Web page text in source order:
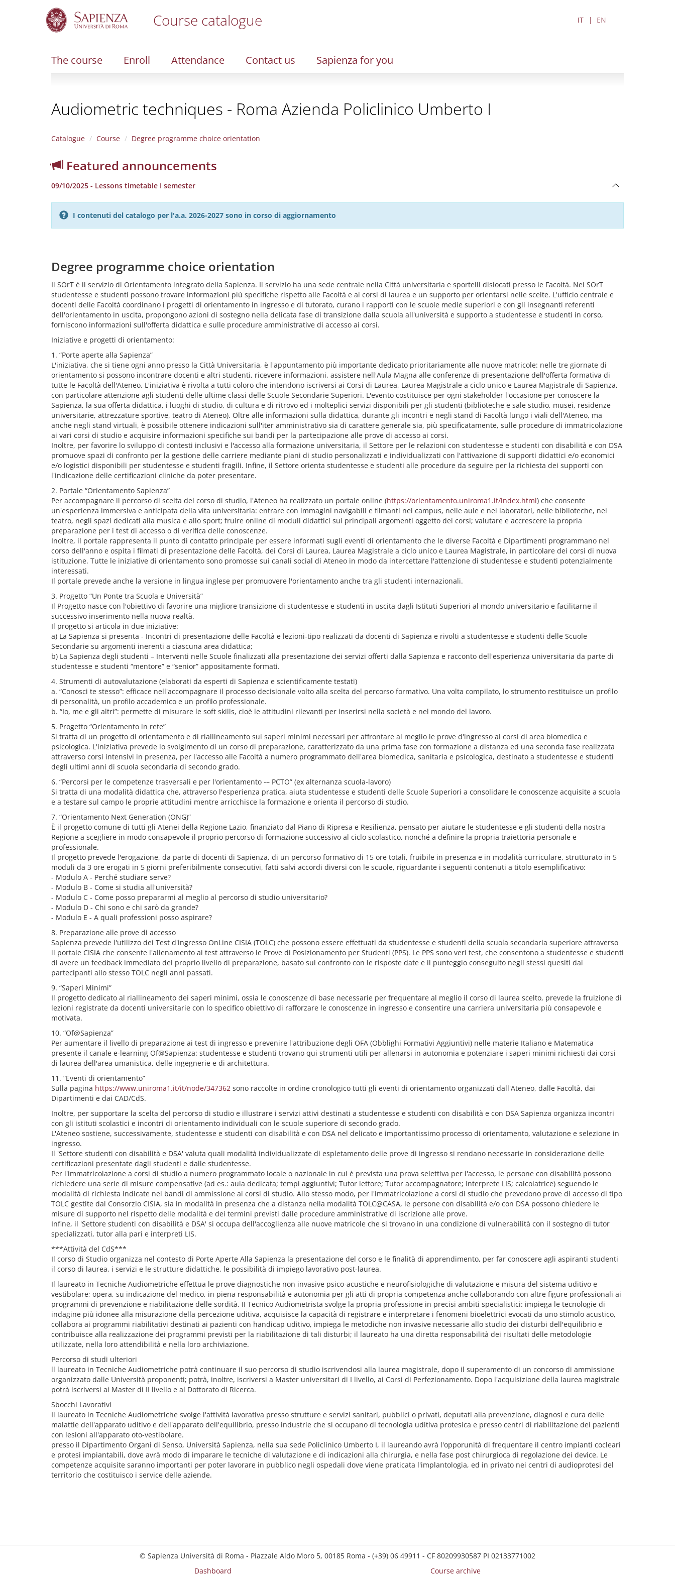
Course catalogue IT EN
The course Enroll Attendance Contact us Sapienza for you
Audiometric techniques - Roma Azienda Policlinico Umberto I
Catalogue Course Degree programme choice orientation
Featured announcements
09/10/2025 - Lessons timetable I semester
I contenuti del catalogo per l'a.a. 2026-2027 sono in corso di aggiornamento
Degree programme choice orientation
Il SOrT è il servizio di Orientamento integrato della Sapienza. Il servizio ha una sede centrale nella Città universitaria e sportelli dislocati presso le Facoltà. Nei SOrT
studentesse e studenti possono trovare informazioni più specifiche rispetto alle Facoltà e ai corsi di laurea e un supporto per orientarsi nelle scelte. L'ufficio centrale e
docenti delle Facoltà coordinano i progetti di orientamento in ingresso e di tutorato, curano i rapporti con le scuole medie superiori e con gli insegnanti referenti
dell'orientamento in uscita, propongono azioni di sostegno nella delicata fase di transizione dalla scuola all'università e supporto a studentesse e studenti in corso,
forniscono informazioni sull'offerta didattica e sulle procedure amministrative di accesso ai corsi.
Iniziative e progetti di orientamento:
1. “Porte aperte alla Sapienza”
L'iniziativa, che si tiene ogni anno presso la Città Universitaria, è l'appuntamento più importante dedicato prioritariamente alle nuove matricole: nelle tre giornate di
orientamento si possono incontrare docenti e altri studenti, ricevere informazioni, assistere nell'Aula Magna alle conferenze di presentazione dell'offerta formativa di
tutte le Facoltà dell'Ateneo. L'iniziativa è rivolta a tutti coloro che intendono iscriversi ai Corsi di Laurea, Laurea Magistrale a ciclo unico e Laurea Magistrale di Sapienza,
con particolare attenzione agli studenti delle ultime classi delle Scuole Secondarie Superiori. L'evento costituisce per ogni stakeholder l'occasione per conoscere la
Sapienza, la sua offerta didattica, i luoghi di studio, di cultura e di ritrovo ed i molteplici servizi disponibili per gli studenti (biblioteche e sale studio, musei, residenze
universitarie, attrezzature sportive, teatro di Ateneo). Oltre alle informazioni sulla didattica, durante gli incontri e negli stand di Facoltà lungo i viali dell'Ateneo, ma
anche negli stand virtuali, è possibile ottenere indicazioni sull'iter amministrativo sia di carattere generale sia, più specificatamente, sulle procedure di immatricolazione
ai vari corsi di studio e acquisire informazioni specifiche sui bandi per la partecipazione alle prove di accesso ai corsi.
Inoltre, per favorire lo sviluppo di contesti inclusivi e l'accesso alla formazione universitaria, il Settore per le relazioni con studentesse e studenti con disabilità e con DSA
promuove spazi di confronto per la gestione delle carriere mediante piani di studio personalizzati e individualizzati con l'attivazione di supporti didattici e/o economici
e/o logistici disponibili per studentesse e studenti fragili. Infine, il Settore orienta studentesse e studenti alle procedure da seguire per la richiesta dei supporti con
l'indicazione delle certificazioni cliniche da poter presentare.
2. Portale “Orientamento Sapienza”
Per accompagnare il percorso di scelta del corso di studio, l'Ateneo ha realizzato un portale online (https://orientamento.uniroma1.it/index.html) che consente
un'esperienza immersiva e anticipata della vita universitaria: entrare con immagini navigabili e filmanti nel campus, nelle aule e nei laboratori, nelle biblioteche, nel
teatro, negli spazi dedicati alla musica e allo sport; fruire online di moduli didattici sui principali argomenti oggetto dei corsi; valutare e accrescere la propria
preparazione per i test di accesso o di verifica delle conoscenze.
Inoltre, il portale rappresenta il punto di contatto principale per essere informati sugli eventi di orientamento che le diverse Facoltà e Dipartimenti programmano nel
corso dell'anno e ospita i filmati di presentazione delle Facoltà, dei Corsi di Laurea, Laurea Magistrale a ciclo unico e Laurea Magistrale, in particolare dei corsi di nuova
istituzione. Tutte le iniziative di orientamento sono promosse sui canali social di Ateneo in modo da intercettare l'attenzione di studentesse e studenti potenzialmente
interessati.
Il portale prevede anche la versione in lingua inglese per promuovere l'orientamento anche tra gli studenti internazionali.
3. Progetto “Un Ponte tra Scuola e Università”
Il Progetto nasce con l'obiettivo di favorire una migliore transizione di studentesse e studenti in uscita dagli Istituti Superiori al mondo universitario e facilitarne il
successivo inserimento nella nuova realtà.
Il progetto si articola in due iniziative:
a) La Sapienza si presenta - Incontri di presentazione delle Facoltà e lezioni-tipo realizzati da docenti di Sapienza e rivolti a studentesse e studenti delle Scuole
Secondarie su argomenti inerenti a ciascuna area didattica;
b) La Sapienza degli studenti – Interventi nelle Scuole finalizzati alla presentazione dei servizi offerti dalla Sapienza e racconto dell'esperienza universitaria da parte di
studentesse e studenti “mentore” e “senior” appositamente formati.
4. Strumenti di autovalutazione (elaborati da esperti di Sapienza e scientificamente testati)
a. “Conosci te stesso”: efficace nell'accompagnare il processo decisionale volto alla scelta del percorso formativo. Una volta compilato, lo strumento restituisce un profilo
di personalità, un profilo accademico e un profilo professionale.
b. “Io, me e gli altri”: permette di misurare le soft skills, cioè le attitudini rilevanti per inserirsi nella società e nel mondo del lavoro.
5. Progetto “Orientamento in rete”
Si tratta di un progetto di orientamento e di riallineamento sui saperi minimi necessari per affrontare al meglio le prove d'ingresso ai corsi di area biomedica e
psicologica. L'iniziativa prevede lo svolgimento di un corso di preparazione, caratterizzato da una prima fase con formazione a distanza ed una seconda fase realizzata
attraverso corsi intensivi in presenza, per l'accesso alle Facoltà a numero programmato dell'area biomedica, sanitaria e psicologica, destinato a studentesse e studenti
degli ultimi anni di scuola secondaria di secondo grado.
6. “Percorsi per le competenze trasversali e per l'orientamento -– PCTO” (ex alternanza scuola-lavoro)
Si tratta di una modalità didattica che, attraverso l'esperienza pratica, aiuta studentesse e studenti delle Scuole Superiori a consolidare le conoscenze acquisite a scuola
e a testare sul campo le proprie attitudini mentre arricchisce la formazione e orienta il percorso di studio.
7. “Orientamento Next Generation (ONG)”
È il progetto comune di tutti gli Atenei della Regione Lazio, finanziato dal Piano di Ripresa e Resilienza, pensato per aiutare le studentesse e gli studenti della nostra
Regione a scegliere in modo consapevole il proprio percorso di formazione successivo al ciclo scolastico, nonché a definire la propria traiettoria personale e
professionale.
Il progetto prevede l'erogazione, da parte di docenti di Sapienza, di un percorso formativo di 15 ore totali, fruibile in presenza e in modalità curriculare, strutturato in 5
moduli da 3 ore erogati in 5 giorni preferibilmente consecutivi, fatti salvi accordi diversi con le scuole, riguardante i seguenti contenuti a titolo esemplificativo:
- Modulo A - Perché studiare serve?
- Modulo B - Come si studia all'università?
- Modulo C - Come posso prepararmi al meglio al percorso di studio universitario?
- Modulo D - Chi sono e chi sarò da grande?
- Modulo E - A quali professioni posso aspirare?
8. Preparazione alle prove di accesso
Sapienza prevede l'utilizzo dei Test d'ingresso OnLine CISIA (TOLC) che possono essere effettuati da studentesse e studenti della scuola secondaria superiore attraverso
il portale CISIA che consente l'allenamento ai test attraverso le Prove di Posizionamento per Studenti (PPS). Le PPS sono veri test, che consentono a studentesse e studenti
di avere un feedback immediato del proprio livello di preparazione, basato sul confronto con le risposte date e il punteggio conseguito negli stessi quesiti dai
partecipanti allo stesso TOLC negli anni passati.
9. “Saperi Minimi”
Il progetto dedicato al riallineamento dei saperi minimi, ossia le conoscenze di base necessarie per frequentare al meglio il corso di laurea scelto, prevede la fruizione di
lezioni registrate da docenti universitarie con lo specifico obiettivo di rafforzare le conoscenze in ingresso e consentire una carriera universitaria più consapevole e
motivata.
10. “Of@Sapienza”
Per aumentare il livello di preparazione ai test di ingresso e prevenire l'attribuzione degli OFA (Obblighi Formativi Aggiuntivi) nelle materie Italiano e Matematica
presente il canale e-learning Of@Sapienza: studentesse e studenti trovano qui strumenti utili per allenarsi in autonomia e potenziare i saperi minimi richiesti dai corsi
di laurea dell'area umanistica, delle ingegnerie e di architettura.
11. “Eventi di orientamento”
Sulla pagina https://www.uniroma1.it/it/node/347362 sono raccolte in ordine cronologico tutti gli eventi di orientamento organizzati dall'Ateneo, dalle Facoltà, dai
Dipartimenti e dai CAD/CdS.
Inoltre, per supportare la scelta del percorso di studio e illustrare i servizi attivi destinati a studentesse e studenti con disabilità e con DSA Sapienza organizza incontri
con gli istituti scolastici e incontri di orientamento individuali con le scuole superiore di secondo grado.
L'Ateneo sostiene, successivamente, studentesse e studenti con disabilità e con DSA nel delicato e importantissimo processo di orientamento, valutazione e selezione in
ingresso.
Il 'Settore studenti con disabilità e DSA' valuta quali modalità individualizzate di espletamento delle prove di ingresso si rendano necessarie in considerazione delle
certificazioni presentate dagli studenti e dalle studentesse.
Per l'immatricolazione a corsi di studio a numero programmato locale o nazionale in cui è prevista una prova selettiva per l'accesso, le persone con disabilità possono
richiedere una serie di misure compensative (ad es.: aula dedicata; tempi aggiuntivi; Tutor lettore; Tutor accompagnatore; Interprete LIS; calcolatrice) seguendo le
modalità di richiesta indicate nei bandi di ammissione ai corsi di studio. Allo stesso modo, per l'immatricolazione a corsi di studio che prevedono prove di accesso di tipo
TOLC gestite dal Consorzio CISIA, sia in modalità in presenza che a distanza nella modalità TOLC@CASA, le persone con disabilità e/o con DSA possono chiedere le
misure di supporto nel rispetto delle modalità e dei termini previsti dalle procedure amministrative di iscrizione alle prove.
Infine, il 'Settore studenti con disabilità e DSA' si occupa dell'accoglienza alle nuove matricole che si trovano in una condizione di vulnerabilità con il sostegno di tutor
specializzati, tutor alla pari e interpreti LIS.
***Attività del CdS***
Il corso di Studio organizza nel contesto di Porte Aperte Alla Sapienza la presentazione del corso e le finalità di apprendimento, per far conoscere agli aspiranti studenti
il corso di laurea, i servizi e le strutture didattiche, le possibilità di impiego lavorativo post-laurea.
Il laureato in Tecniche Audiometriche effettua le prove diagnostiche non invasive psico-acustiche e neurofisiologiche di valutazione e misura del sistema uditivo e
vestibolare; opera, su indicazione del medico, in piena responsabilità e autonomia per gli atti di propria competenza anche collaborando con altre figure professionali ai
programmi di prevenzione e riabilitazione delle sordità. II Tecnico Audiometrista svolge la propria professione in precisi ambiti specialistici: impiega le tecnologie di
indagine più idonee alla misurazione della percezione uditiva, acquisisce la capacità di registrare e interpretare i fenomeni bioelettrici evocati da uno stimolo acustico,
collabora ai programmi riabilitativi destinati ai pazienti con handicap uditivo, impiega le metodiche non invasive necessarie allo studio dei disturbi dell'equilibrio e
contribuisce alla realizzazione dei programmi previsti per la riabilitazione di tali disturbi; il laureato ha una diretta responsabilità dei risultati delle metodologie
utilizzate, nella loro attendibilità e nella loro archiviazione.
Percorso di studi ulteriori
ll laureato in Tecniche Audiometriche potrà continuare il suo percorso di studio iscrivendosi alla laurea magistrale, dopo il superamento di un concorso di ammissione
organizzato dalle Università proponenti; potrà, inoltre, iscriversi a Master universitari di I livello, ai Corsi di Perfezionamento. Dopo l'acquisizione della laurea magistrale
potrà iscriversi ai Master di II livello e al Dottorato di Ricerca.
Sbocchi Lavorativi
Il laureato in Tecniche Audiometriche svolge l'attività lavorativa presso strutture e servizi sanitari, pubblici o privati, deputati alla prevenzione, diagnosi e cura delle
malattie dell'apparato uditivo e dell'apparato dell'equilibrio, presso industrie che si occupano di tecnologia uditiva protesica e presso centri di riabilitazione dei pazienti
con lesioni all'apparato oto-vestibolare.
presso il Dipartimento Organi di Senso, Università Sapienza, nella sua sede Policlinico Umberto I, il laureando avrà l'opporunità di frequentare il centro impianti cocleari
e protesi impiantabili, dove avrà modo di imparare le tecniche di valutazione e di indicazioni alla chirurgia, e nella fase post chirurgioca di regolazione dei device. Le
competenze acquisite saranno importanti per poter lavorare in pubblico negli ospedali dove viene praticata l'implantologia, ed in privato nei centri di audioprotesi del
territorio che costituisco i service delle aziende.
© Sapienza Università di Roma - Piazzale Aldo Moro 5, 00185 Roma - (+39) 06 49911 - CF 80209930587 PI 02133771002
Dashboard
Course archive